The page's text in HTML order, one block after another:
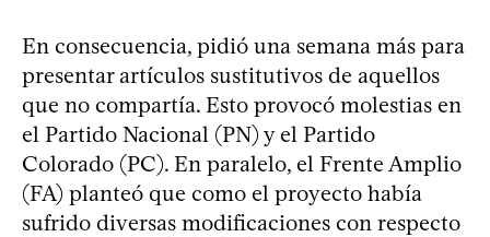
En consecuencia, pidió una semana más para
presentar artículos sustitutivos de aquellos
que no compartía. Esto provocó molestias en
el Partido Nacional (PN) y el Partido
Colorado (PC). En paralelo, el Frente Amplio
(FA) planteó que como el proyecto había
sufrido diversas modificaciones con respecto